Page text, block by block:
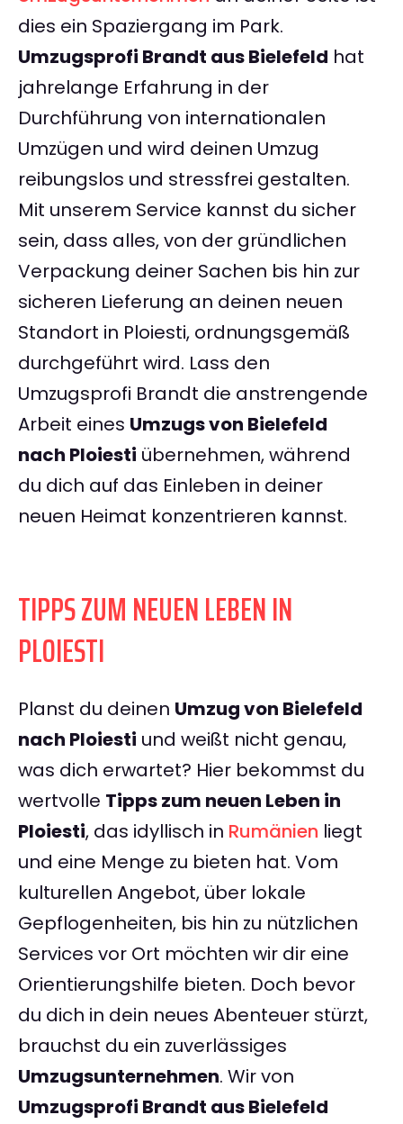
dies ein Spaziergang im Park.
Umzugsprofi Brandt aus Bielefeld hat
jahrelange Erfahrung in der
Durchführung von internationalen
Umzügen und wird deinen Umzug
reibungslos und stressfrei gestalten.
Mit unserem Service kannst du sicher
sein, dass alles, von der gründlichen
Verpackung deiner Sachen bis hin zur
sicheren Lieferung an deinen neuen
Standort in Ploiesti, ordnungsgemäß
durchgeführt wird. Lass den
Umzugsprofi Brandt die anstrengende
Arbeit eines Umzugs von Bielefeld
nach Ploiesti übernehmen, während
du dich auf das Einleben in deiner
neuen Heimat konzentrieren kannst.
TIPPS ZUM NEUEN LEBEN IN
PLOIESTI
Planst du deinen Umzug von Bielefeld
nach Ploiesti und weißt nicht genau,
was dich erwartet? Hier bekommst du
wertvolle Tipps zum neuen Leben in
Ploiesti, das idyllisch in Rumänien liegt
und eine Menge zu bieten hat. Vom
kulturellen Angebot, über lokale
Gepflogenheiten, bis hin zu nützlichen
Services vor Ort möchten wir dir eine
Orientierungshilfe bieten. Doch bevor
du dich in dein neues Abenteuer stürzt,
brauchst du ein zuverlässiges
Umzugsunternehmen. Wir von
Umzugsprofi Brandt aus Bielefeld